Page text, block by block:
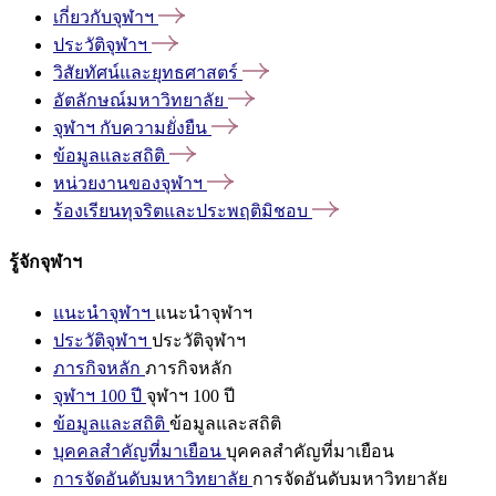
เกี่ยวกับจุฬาฯ
ประวัติจุฬาฯ
วิสัยทัศน์และยุทธศาสตร์
อัตลักษณ์มหาวิทยาลัย
จุฬาฯ กับความยั่งยืน
ข้อมูลและสถิติ
หน่วยงานของจุฬาฯ
ร้องเรียนทุจริตและประพฤติมิชอบ
รู้จักจุฬาฯ
แนะนำจุฬาฯ แนะนำจุฬาฯ
ประวัติจุฬาฯ ประวัติจุฬาฯ
ภารกิจหลัก ภารกิจหลัก
จุฬาฯ 100 ปี จุฬาฯ 100 ปี
ข้อมูลและสถิติ ข้อมูลและสถิติ
บุคคลสำคัญที่มาเยือน บุคคลสำคัญที่มาเยือน
การจัดอันดับมหาวิทยาลัย การจัดอันดับมหาวิทยาลัย